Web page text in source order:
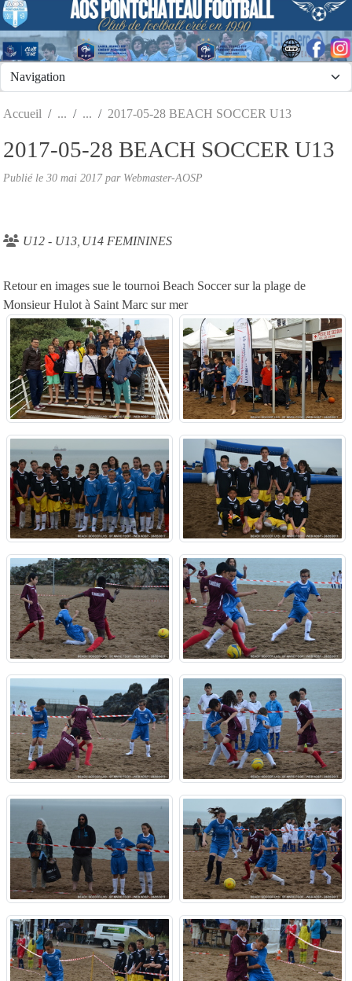
Accueil 2017-05-28 BEACH SOCCER U13
2017-05-28 BEACH SOCCER U13
Publié le 30 mai 2017par Webmaster-AOSP
U12 - U13 U14 FEMININES
Retour en images sue le tournoi Beach Soccer sur la plage de
Monsieur Hulot à Saint Marc sur mer
Panneau de gestion des cookies